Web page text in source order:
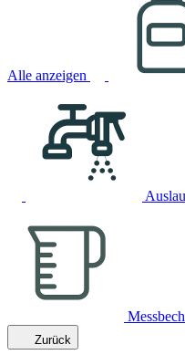
Alle anzeigen
Zurück